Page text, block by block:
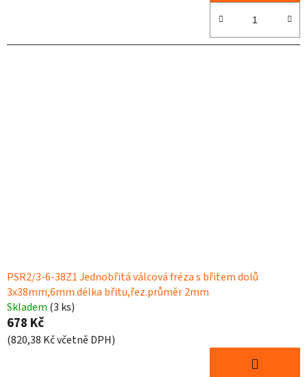
PSR2/3-6-38Z1 Jednobřitá válcová fréza s břitem dolů
3x38mm,6mm délka břitu,řez.průměr 2mm
Skladem (3 ks)
678 Kč
(820,38 Kč včetně DPH)